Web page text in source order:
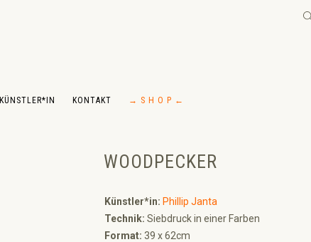
KÜNSTLER*IN KONTAKT → S H O P ←
WOODPECKER
Künstler*in: Phillip Janta
Technik: Siebdruck in einer Farben
Format: 39 x 62cm